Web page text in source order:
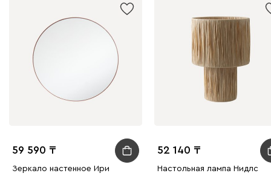
59 590
Зеркало настенное Ири
52 140
Настольная лампа Нидлс